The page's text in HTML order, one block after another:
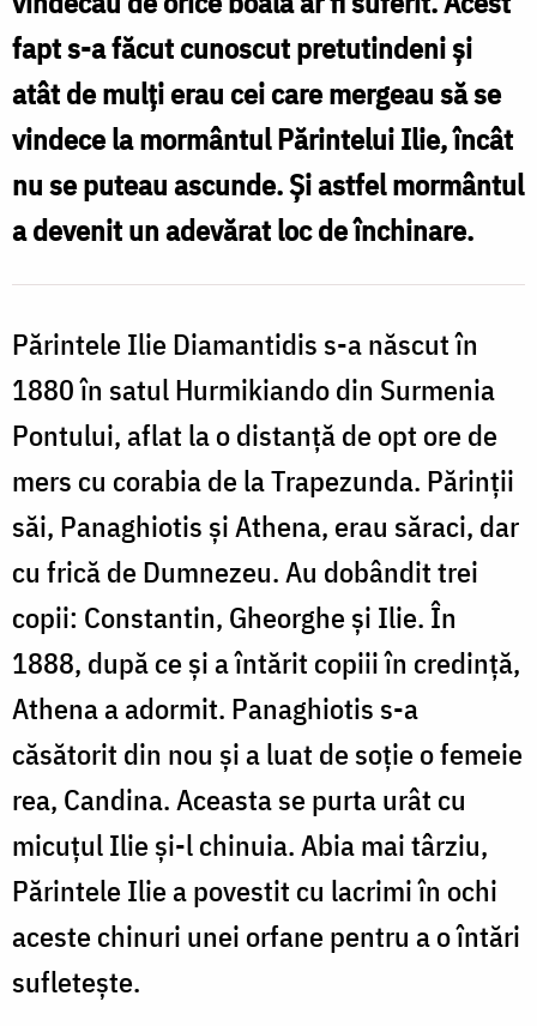
fapt s-a făcut cunoscut pretutindeni şi
atât de mulţi erau cei care mergeau să se
vindece la mormântul Părintelui Ilie, încât
nu se puteau ascunde. Şi astfel mormântul
a devenit un adevărat loc de închinare.
Părintele Ilie Diamantidis s-a născut în
1880 în satul Hurmikiando din Surmenia
Pontului, aflat la o distanţă de opt ore de
mers cu corabia de la Trapezunda. Părinţii
săi, Panaghiotis şi Athena, erau săraci, dar
cu frică de Dumnezeu. Au dobândit trei
copii: Constantin, Gheorghe şi Ilie. În
1888, după ce şi a întărit copiii în credinţă,
Athena a adormit. Panaghiotis s-a
căsătorit din nou şi a luat de soţie o femeie
rea, Candina. Aceasta se purta urât cu
micuţul Ilie şi-l chinuia. Abia mai târziu,
Părintele Ilie a povestit cu lacrimi în ochi
aceste chinuri unei orfane pentru a o întări
sufleteşte.